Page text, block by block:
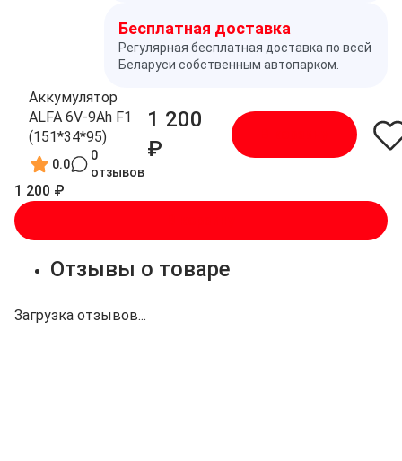
Бесплатная доставка
Регулярная бесплатная доставка по всей
Беларуси собственным автопарком.
Аккумулятор
ALFA 6V-9Ah F1
(151*34*95)
0.0
0
отзывов
1 200
₽
1 200 ₽
Отзывы о товаре
Загрузка отзывов...